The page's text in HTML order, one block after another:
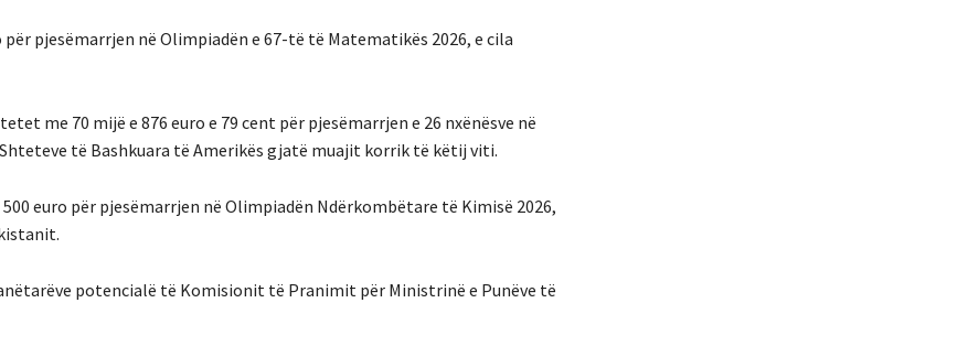
pjesëmarrjen në Olimpiadën e 67-të të Matematikës 2026, e cila
me 70 mijë e 876 euro e 79 cent për pjesëmarrjen e 26 nxënësve në
të Bashkuara të Amerikës gjatë muajit korrik të këtij viti.
euro për pjesëmarrjen në Olimpiadën Ndërkombëtare të Kimisë 2026,
potencialë të Komisionit të Pranimit për Ministrinë e Punëve të